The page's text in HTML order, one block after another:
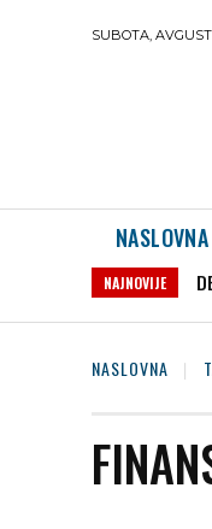
SUBOTA,
NASLOVNA
NAJNOVIJE
NASLOVNA